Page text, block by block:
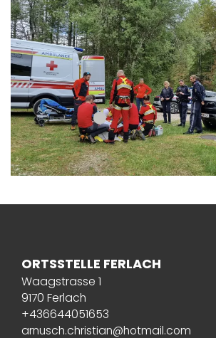
ORTSSTELLE FERLACH
Waagstrasse 1
9170 Ferlach
+436644051653
arnusch.christian@hotmail.com